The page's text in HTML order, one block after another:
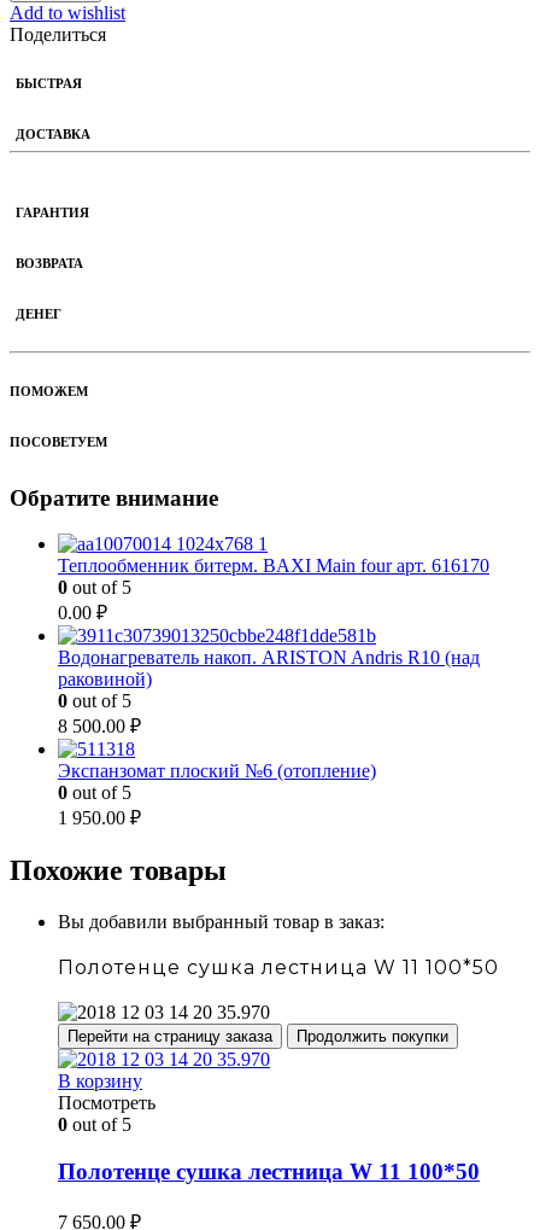
Add to wishlist
Поделиться
БЫСТРАЯ
ДОСТАВКА
ГАРАНТИЯ
ВОЗВРАТА
ДЕНЕГ
ПОМОЖЕМ
ПОСОВЕТУЕМ
Обратите внимание
Теплообменник битерм. BAXI Main four арт. 616170
0 out of 5
0.00 ₽
Водонагреватель накоп. ARISTON Andris R10 (над
раковиной)
0 out of 5
8 500.00 ₽
Экспанзомат плоский №6 (отопление)
0 out of 5
1 950.00 ₽
Похожие товары
Вы добавили выбранный товар в заказ:
Полотенце сушка лестница W 11 100*50
Перейти на страницу заказа Продолжить покупки
В корзину
Посмотреть
0 out of 5
Полотенце сушка лестница W 11 100*50
7 650.00 ₽